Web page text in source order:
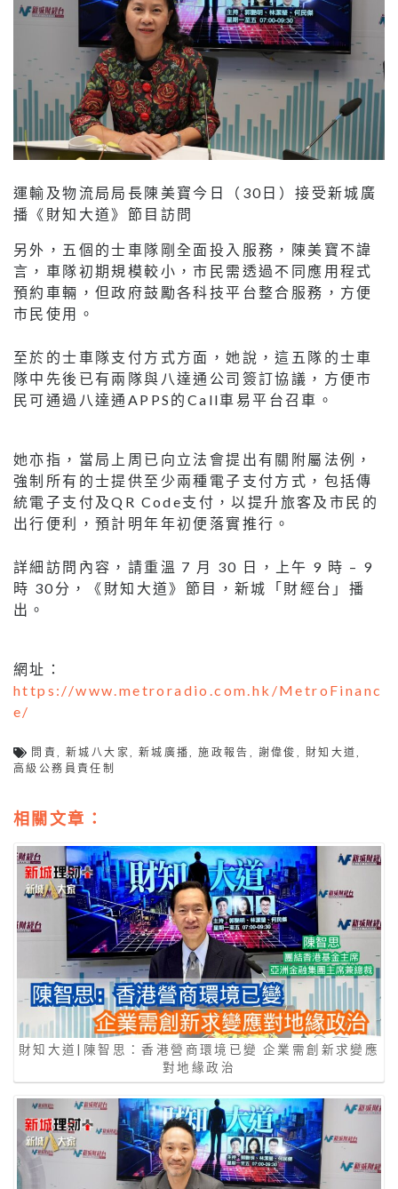
運輸及物流局局長陳美寶今日（30日）接受新城廣
播《財知大道》節目訪問
另外，五個的士車隊剛全面投入服務，陳美寶不諱
言，車隊初期規模較小，市民需透過不同應用程式
預約車輛，但政府鼓勵各科技平台整合服務，方便
市民使用。
至於的士車隊支付方式方面，她說，這五隊的士車
隊中先後已有兩隊與八達通公司簽訂協議，方便市
民可通過八達通APPS的Call車易平台召車。
她亦指，當局上周已向立法會提出有關附屬法例，
強制所有的士提供至少兩種電子支付方式，包括傳
統電子支付及QR Code支付，以提升旅客及市民的
出行便利，預計明年年初便落實推行。
詳細訪問內容，請重溫 7 月 30 日，上午 9 時 – 9
時 30分，《財知大道》節目，新城「財經台」播
出。
網址：
https://www.metroradio.com.hk/MetroFinanc
e/
問責 ,新城八大家 新城廣播 ,施政報告 謝偉俊 財知大道
高級公務員責任制
相關文章：
財知大道|陳智思：香港營商環境已變 企業需創新求變應
對地緣政治